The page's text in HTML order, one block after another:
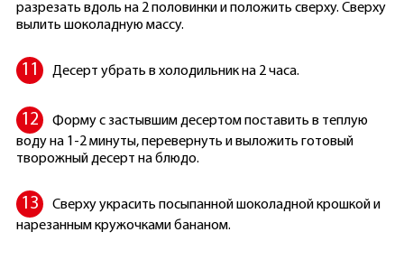
разрезать вдоль на 2 половинки и положить сверху. Сверху
вылить шоколадную массу.
Десерт убрать в холодильник на 2 часа.
Форму с застывшим десертом поставить в теплую
воду на 1-2 минуты, перевернуть и выложить готовый
творожный десерт на блюдо.
Сверху украсить посыпанной шоколадной крошкой и
нарезанным кружочками бананом.